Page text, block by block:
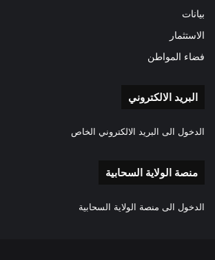
بيانات
الاستثمار
فضاء المواطن
البريد الالكتروني
الدخول الى البريد الالكتروني الخاص
منصة الولاية السحابية
الدخول الى منصة الولاية السحابية